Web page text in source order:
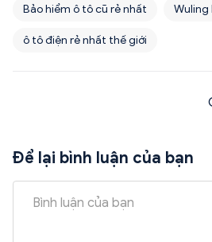
Bảo hiểm ô tô cũ rẻ nhất Wuling
ô tô điện rẻ nhất thế giới
Để lại bình luận của bạn